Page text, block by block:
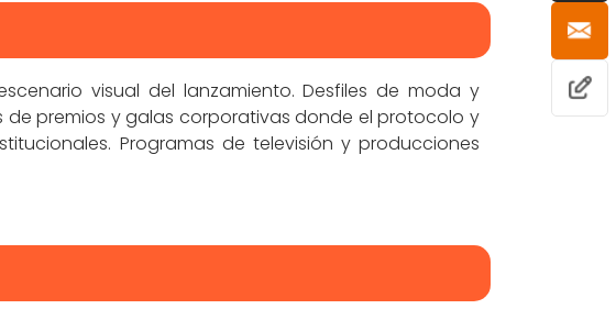
visual del lanzamiento. Desfiles de moda y
premios y galas corporativas donde el protocolo y
Programas de televisión y producciones